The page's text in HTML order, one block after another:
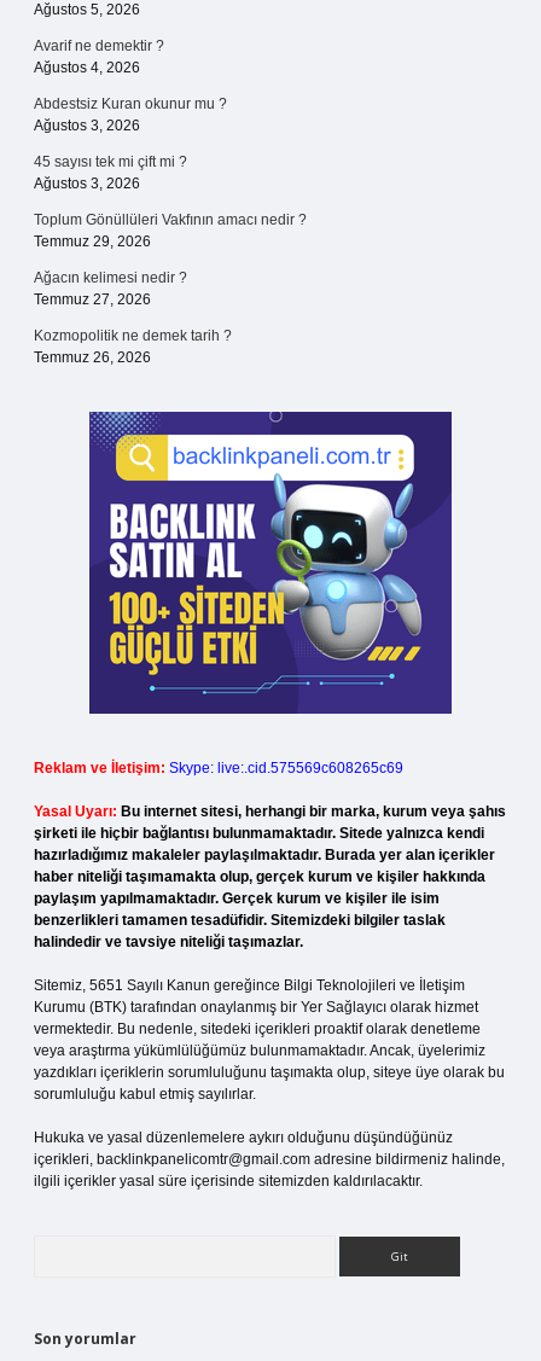
Ağustos 5, 2026
Avarif ne demektir ?
Ağustos 4, 2026
Abdestsiz Kuran okunur mu ?
Ağustos 3, 2026
45 sayısı tek mi çift mi ?
Ağustos 3, 2026
Toplum Gönüllüleri Vakfının amacı nedir ?
Temmuz 29, 2026
Ağacın kelimesi nedir ?
Temmuz 27, 2026
Kozmopolitik ne demek tarih ?
Temmuz 26, 2026
Reklam ve İletişim: Skype: live:.cid.575569c608265c69
Yasal Uyarı: Bu internet sitesi, herhangi bir marka, kurum veya şahıs
şirketi ile hiçbir bağlantısı bulunmamaktadır. Sitede yalnızca kendi
hazırladığımız makaleler paylaşılmaktadır. Burada yer alan içerikler
haber niteliği taşımamakta olup, gerçek kurum ve kişiler hakkında
paylaşım yapılmamaktadır. Gerçek kurum ve kişiler ile isim
benzerlikleri tamamen tesadüfidir. Sitemizdeki bilgiler taslak
halindedir ve tavsiye niteliği taşımazlar.
Sitemiz, 5651 Sayılı Kanun gereğince Bilgi Teknolojileri ve İletişim
Kurumu (BTK) tarafından onaylanmış bir Yer Sağlayıcı olarak hizmet
vermektedir. Bu nedenle, sitedeki içerikleri proaktif olarak denetleme
veya araştırma yükümlülüğümüz bulunmamaktadır. Ancak, üyelerimiz
yazdıkları içeriklerin sorumluluğunu taşımakta olup, siteye üye olarak bu
sorumluluğu kabul etmiş sayılırlar.
Hukuka ve yasal düzenlemelere aykırı olduğunu düşündüğünüz
içerikleri, backlinkpanelicomtr@gmail.com adresine bildirmeniz halinde,
ilgili içerikler yasal süre içerisinde sitemizden kaldırılacaktır.
Son yorumlar